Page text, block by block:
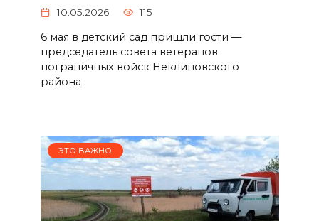
10.05.2026 115
6 мая в детский сад пришли гости —
председатель совета ветеранов
пограничных войск Неклиновского
района
ЭТО ВАЖНО